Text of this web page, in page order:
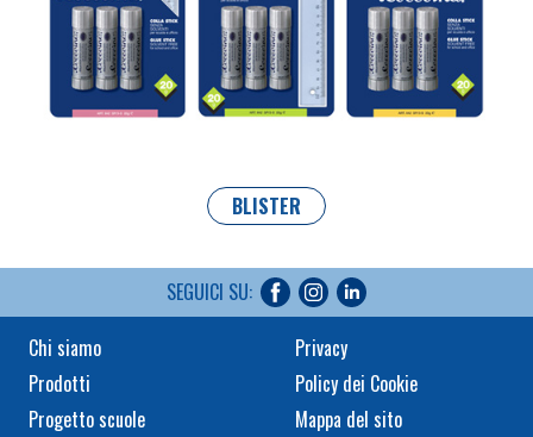
BLISTER
SEGUICI SU:
Chi siamo
Prodotti
Progetto scuole
Privacy
Policy dei Cookie
Mappa del sito